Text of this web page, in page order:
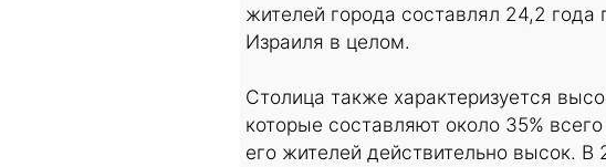
жителей города составлял 24,2
Израиля в целом.
Столица также характеризуется
которые составляют около 35%
его жителей действительно высок.